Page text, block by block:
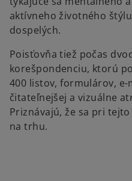
aktívneho životného
dospelých.
Poisťovňa tiež počas
korešpondenciu, ktorú
400 listov, formulárov, e-
čitateľnejšej a vizuálne
Priznávajú, že sa pri
na trhu.